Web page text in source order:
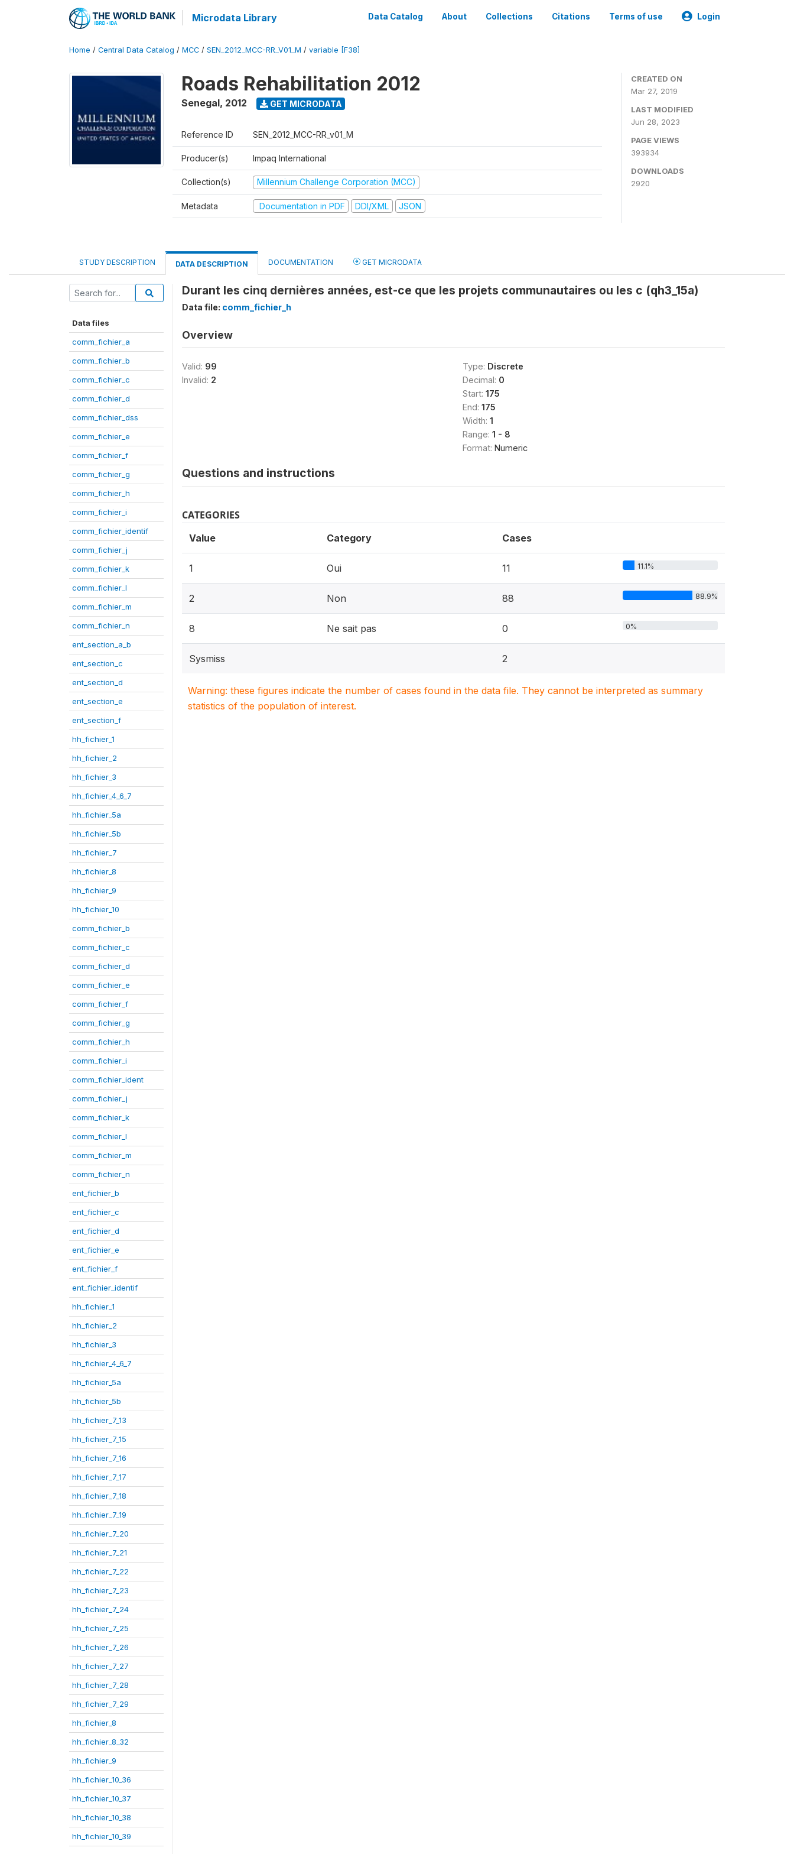
Microdata Library Data Catalog About Collections Citations Terms of use Login
Home / Central Data Catalog / MCC / SEN_2012_MCC-RR_V01_M / variable [F38]
Roads Rehabilitation 2012
Senegal, 2012 GET MICRODATA
Reference ID SEN_2012_MCC-RR_v01_M
Producer(s) Impaq International
Collection(s) Millennium Challenge Corporation (MCC)
Metadata Documentation in PDF DDI/XML JSON
CREATED ON
Mar 27, 2019
LAST MODIFIED
Jun 28, 2023
PAGE VIEWS
393934
DOWNLOADS
2920
STUDY DESCRIPTION DATA DESCRIPTION DOCUMENTATION GET MICRODATA
Data files
comm_fichier_a
comm_fichier_b
comm_fichier_c
comm_fichier_d
comm_fichier_dss
comm_fichier_e
comm_fichier_f
comm_fichier_g
comm_fichier_h
comm_fichier_i
comm_fichier_identif
comm_fichier_j
comm_fichier_k
comm_fichier_l
comm_fichier_m
comm_fichier_n
ent_section_a_b
ent_section_c
ent_section_d
ent_section_e
ent_section_f
hh_fichier_1
hh_fichier_2
hh_fichier_3
hh_fichier_4_6_7
hh_fichier_5a
hh_fichier_5b
hh_fichier_7
hh_fichier_8
hh_fichier_9
hh_fichier_10
comm_fichier_b
comm_fichier_c
comm_fichier_d
comm_fichier_e
comm_fichier_f
comm_fichier_g
comm_fichier_h
comm_fichier_i
comm_fichier_ident
comm_fichier_j
comm_fichier_k
comm_fichier_l
comm_fichier_m
comm_fichier_n
ent_fichier_b
ent_fichier_c
ent_fichier_d
ent_fichier_e
ent_fichier_f
ent_fichier_identif
hh_fichier_1
hh_fichier_2
hh_fichier_3
hh_fichier_4_6_7
hh_fichier_5a
hh_fichier_5b
hh_fichier_7_13
hh_fichier_7_15
hh_fichier_7_16
hh_fichier_7_17
hh_fichier_7_18
hh_fichier_7_19
hh_fichier_7_20
hh_fichier_7_21
hh_fichier_7_22
hh_fichier_7_23
hh_fichier_7_24
hh_fichier_7_25
hh_fichier_7_26
hh_fichier_7_27
hh_fichier_7_28
hh_fichier_7_29
hh_fichier_8
hh_fichier_8_32
hh_fichier_9
hh_fichier_10_36
hh_fichier_10_37
hh_fichier_10_38
hh_fichier_10_39
Durant les cinq dernières années, est-ce que les projets communautaires ou les c (qh3_15a)
Data file: comm_fichier_h
Overview
Valid: 99
Invalid: 2
Type: Discrete
Decimal: 0
Start: 175
End: 175
Width: 1
Range: 1 - 8
Format: Numeric
Questions and instructions
CATEGORIES
Value Category Cases
1 Oui 11 11.1%
2 Non 88 88.9%
8 Ne sait pas 0 0%
Sysmiss 2
Warning: these figures indicate the number of cases found in the data file. They cannot be interpreted as summary
statistics of the population of interest.